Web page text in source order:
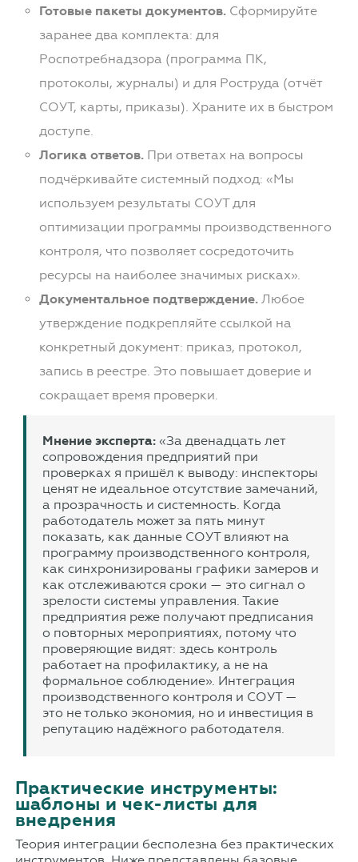
Готовые пакеты документов.Сформируйте
заранее два комплекта: для
Роспотребнадзора (программа ПК,
протоколы, журналы) и для Роструда (отчёт
СОУТ, карты, приказы). Храните их в быстром
доступе.
Логика ответов.При ответах на вопросы
подчёркивайте системный подход: «Мы
используем результаты СОУТ для
оптимизации программы производственного
контроля, что позволяет сосредоточить
ресурсы на наиболее значимых рисках».
Документальное подтверждение.Любое
утверждение подкрепляйте ссылкой на
конкретный документ: приказ, протокол,
запись в реестре. Это повышает доверие и
сокращает время проверки.
Мнение эксперта:«За двенадцать лет
сопровождения предприятий при
проверках я пришёл к выводу: инспекторы
ценят не идеальное отсутствие замечаний,
а прозрачность и системность. Когда
работодатель может за пять минут
показать, как данные СОУТ влияют на
программу производственного контроля,
как синхронизированы графики замеров и
как отслеживаются сроки — это сигнал о
зрелости системы управления. Такие
предприятия реже получают предписания
о повторных мероприятиях, потому что
проверяющие видят: здесь контроль
работает на профилактику, а не на
формальное соблюдение». Интеграция
производственного контроля и СОУТ —
это не только экономия, но и инвестиция в
репутацию надёжного работодателя.
Практические инструменты:
шаблоны и чек-листы для
внедрения
Теория интеграции бесполезна без практических